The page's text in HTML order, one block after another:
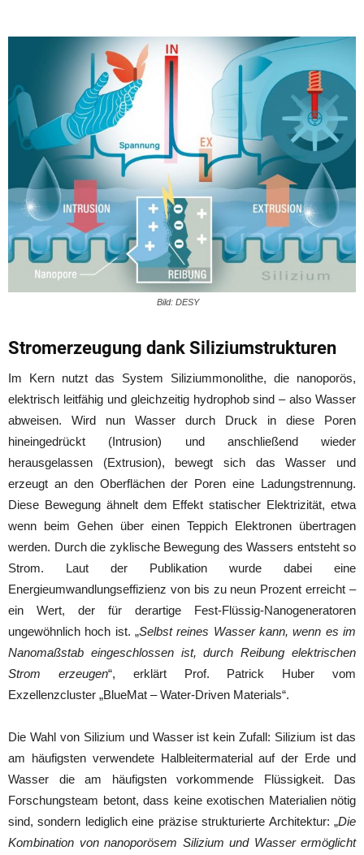
Bild: DESY
Stromerzeugung dank Siliziumstrukturen
Im Kern nutzt das System Siliziummonolithe, die nanoporös,
elektrisch leitfähig und gleichzeitig hydrophob sind – also Wasser
abweisen. Wird nun Wasser durch Druck in diese Poren
hineingedrückt (Intrusion) und anschließend wieder
herausgelassen (Extrusion), bewegt sich das Wasser und
erzeugt an den Oberflächen der Poren eine Ladungstrennung.
Diese Bewegung ähnelt dem Effekt statischer Elektrizität, etwa
wenn beim Gehen über einen Teppich Elektronen übertragen
werden. Durch die zyklische Bewegung des Wassers entsteht so
Strom. Laut der Publikation wurde dabei eine
Energieumwandlungseffizienz von bis zu neun Prozent erreicht –
ein Wert, der für derartige Fest-Flüssig-Nanogeneratoren
ungewöhnlich hoch ist. „Selbst reines Wasser kann, wenn es im
Nanomaßstab eingeschlossen ist, durch Reibung elektrischen
Strom erzeugen“, erklärt Prof. Patrick Huber vom
Exzellenzcluster „BlueMat – Water-Driven Materials“.
Die Wahl von Silizium und Wasser ist kein Zufall: Silizium ist das
am häufigsten verwendete Halbleitermaterial auf der Erde und
Wasser die am häufigsten vorkommende Flüssigkeit. Das
Forschungsteam betont, dass keine exotischen Materialien nötig
sind, sondern lediglich eine präzise strukturierte Architektur: „Die
Kombination von nanoporösem Silizium und Wasser ermöglicht